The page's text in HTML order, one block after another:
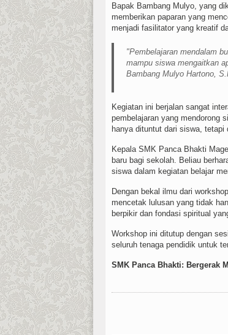
Bapak Bambang Mulyo, yang
memberikan paparan yang
menjadi fasilitator yang kreatif
"Pembelajaran mendalam
mampu siswa mengaitkan
Bambang Mulyo Hartono,
Kegiatan ini berjalan sangat
pembelajaran yang mendorong
hanya dituntut dari siswa, tetapi
Kepala SMK Panca Bhakti
baru bagi sekolah. Beliau
siswa dalam kegiatan belajar
Dengan bekal ilmu dari
mencetak lulusan yang tidak
berpikir dan fondasi spiritual
Workshop ini ditutup dengan
seluruh tenaga pendidik untuk
SMK Panca Bhakti: Bergerak